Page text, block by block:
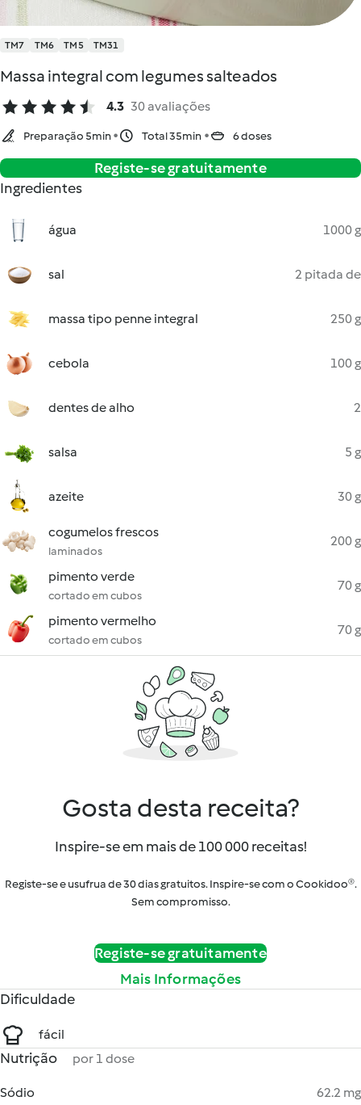
TM7 TM6 TM5 TM31
Massa integral com legumes salteados
4.3 30 avaliações
Preparação 5min Total 35min 6 doses
Registe-se gratuitamente
Ingredientes
água 1000 g
sal 2 pitada de
massa tipo penne integral 250 g
cebola 100 g
dentes de alho 2
salsa 5 g
azeite 30 g
cogumelos frescos
laminados
200 g
pimento verde
cortado em cubos
70 g
pimento vermelho
cortado em cubos
70 g
Gosta desta receita?
Inspire-se em mais de 100 000 receitas!
Registe-se e usufrua de 30 dias gratuitos. Inspire-se com o Cookidoo®.
Sem compromisso.
Registe-se gratuitamente
Mais Informações
Dificuldade
fácil
Nutrição por 1 dose
Sódio
62.2 mg